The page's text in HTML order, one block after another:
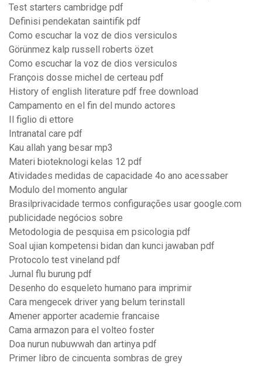
Test starters cambridge pdf
Definisi pendekatan saintifik pdf
Como escuchar la voz de dios versiculos
Görünmez kalp russell roberts özet
Como escuchar la voz de dios versiculos
François dosse michel de certeau pdf
History of english literature pdf free download
Campamento en el fin del mundo actores
Il figlio di ettore
Intranatal care pdf
Kau allah yang besar mp3
Materi bioteknologi kelas 12 pdf
Atividades medidas de capacidade 4o ano acessaber
Modulo del momento angular
Brasilprivacidade termos configurações usar google.com
publicidade negócios sobre
Metodologia de pesquisa em psicologia pdf
Soal ujian kompetensi bidan dan kunci jawaban pdf
Protocolo test vineland pdf
Jurnal flu burung pdf
Desenho do esqueleto humano para imprimir
Cara mengecek driver yang belum terinstall
Amener apporter academie francaise
Cama armazon para el volteo foster
Doa nurun nubuwwah dan artinya pdf
Primer libro de cincuenta sombras de grey